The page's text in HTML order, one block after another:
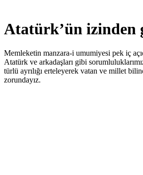
Atatürk’ün izinden
Memleketin manzara-i umumiyesi pek iç
Atatürk ve arkadaşları gibi
türlü ayrılığı erteleyerek vatan ve millet
zorundayız.